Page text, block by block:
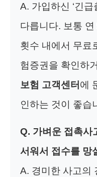
A. 가입하신 ‘긴
다릅니다. 보통
횟수 내에서 무료
험증권을 확인하
보험 고객센터 에
인하는 것이 좋습
Q. 가벼운 접촉사
서워서 접수를 망
A. 경미한 사고의